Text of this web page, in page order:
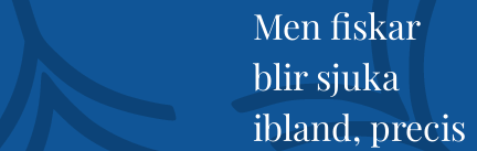
Men fiskar
blir sjuka
ibland, precis